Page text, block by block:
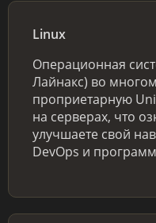
Linux
Операционная
Лайнакс) во
проприетарную
на серверах, что
улучшаете свой
DevOps и